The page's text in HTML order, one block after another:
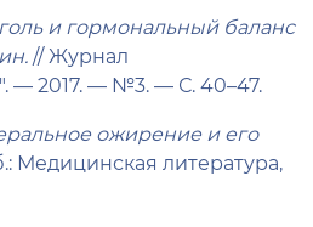
и гормональный баланс
// Журнал
— 2017. — №3. — С. 40–47.
ожирение и его
Медицинская литература,